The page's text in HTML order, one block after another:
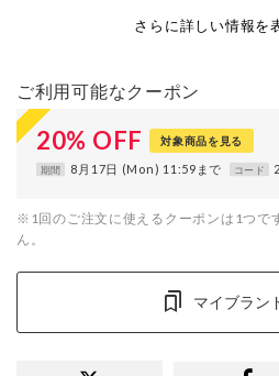
さらに詳しい情報を
ご利用可能なクーポン
20% OFF 対象商品を見る
期間 8月17日 (Mon) 11:59まで コード
※1回のご注文に使えるクーポンは1つで
ん。
マイブラン